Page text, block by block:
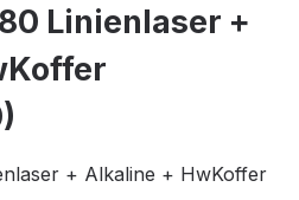
Linienlaser +